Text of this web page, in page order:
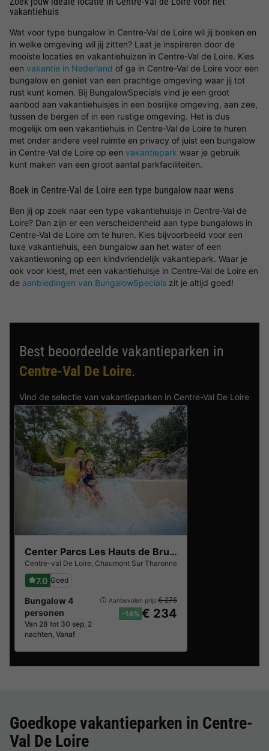
vakantiehuis
Wat voor type bungalow in Centre-Val de Loire wil jij boeken en
in welke omgeving wil jij zitten? Laat je inspireren door de
mooiste locaties en vakantiehuizen in Centre-Val de Loire. Kies
een vakantie in Nederland of ga in Centre-Val de Loire voor een
bungalow en geniet van een prachtige omgeving waar jij tot
rust kunt komen. Bij BungalowSpecials vind je een groot
aanbod aan vakantiehuisjes in een bosrijke omgeving, aan zee,
tussen de bergen of in een rustige omgeving. Het is dus
mogelijk om een vakantiehuis in Centre-Val de Loire te huren
met onder andere veel ruimte en privacy of juist een bungalow
in Centre-Val de Loire op een vakantiepark waar je gebruik
kunt maken van een groot aantal parkfaciliteiten.
Boek in Centre-Val de Loire een type bungalow naar wens
Ben jij op zoek naar een type vakantiehuisje in Centre-Val de
Loire? Dan zijn er een verscheidenheid aan type bungalows in
Centre-Val de Loire om te huren. Kies bijvoorbeeld voor een
luxe vakantiehuis, een bungalow aan het water of een
vakantiewoning op een kindvriendelijk vakantiepark. Waar je
ook voor kiest, met een vakantiehuisje in Centre-Val de Loire en
de aanbiedingen van BungalowSpecials zit je altijd goed!
Best beoordeelde vakantieparken in
Centre-Val De Loire.
Vind de selectie van vakantieparken in Centre-Val De Loire
met de beste reviews.
Center Parcs Les Hauts de Bruyères
Centre-val De Loire, Chaumont Sur Tharonne
7.0 Goed
Bungalow 4
personen
Van 28 tot 30 sep, 2
nachten, Vanaf
Aanbevolen prijs:€ 275
-14% € 234
Goedkope vakantieparken in Centre-
Val De Loire